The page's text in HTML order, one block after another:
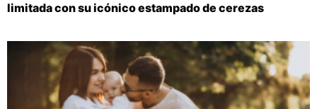
limitada con su icónico estampado de cerezas